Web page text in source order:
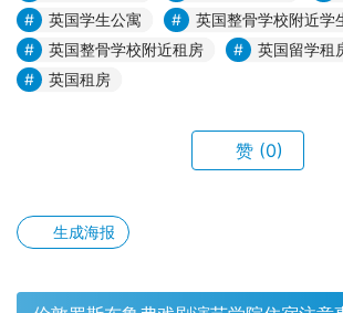
英国学生公寓
英国整骨学校附近学
英国整骨学校附近租房
英国留学租
英国租房
赞 (0)
生成海报